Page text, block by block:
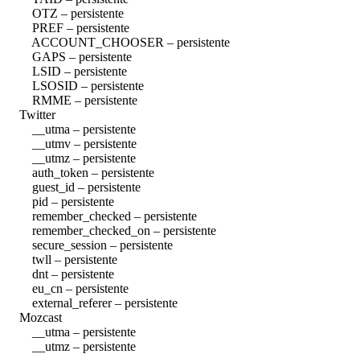
OTZ – persistente
PREF – persistente
ACCOUNT_CHOOSER – persistente
GAPS – persistente
LSID – persistente
LSOSID – persistente
RMME – persistente
Twitter
__utma – persistente
__utmv – persistente
__utmz – persistente
auth_token – persistente
guest_id – persistente
pid – persistente
remember_checked – persistente
remember_checked_on – persistente
secure_session – persistente
twll – persistente
dnt – persistente
eu_cn – persistente
external_referer – persistente
Mozcast
__utma – persistente
__utmz – persistente